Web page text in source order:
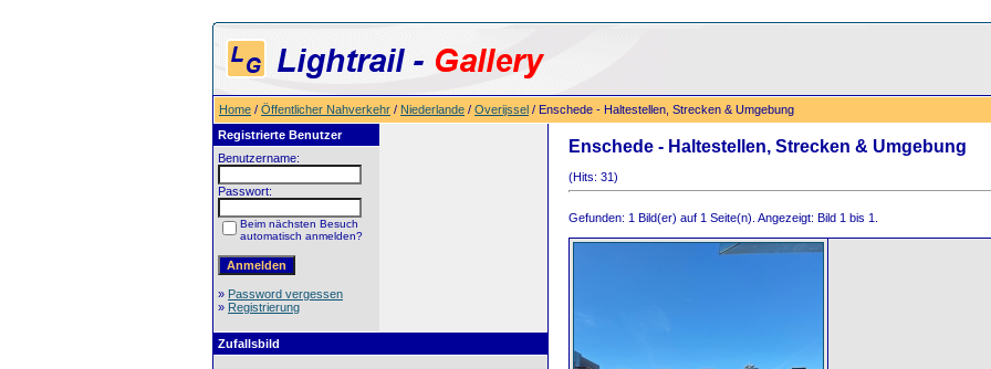
Home / Öffentlicher Nahverkehr / Niederlande / Overijssel / Enschede - Haltestellen, Strecken & Umgebung
Registrierte Benutzer
Benutzername:
Passwort:
Beim nächsten Besuch
automatisch anmelden?
» Password vergessen
» Registrierung
Zufallsbild
Enschede - Haltestellen, Strecken & Umgebung
(Hits: 31)
Gefunden: 1 Bild(er) auf 1 Seite(n). Angezeigt: Bild 1 bis 1.